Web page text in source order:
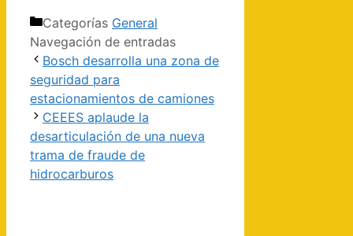
Categorías General
Navegación de entradas
Bosch desarrolla una zona de
seguridad para
estacionamientos de camiones
CEEES aplaude la
desarticulación de una nueva
trama de fraude de
hidrocarburos